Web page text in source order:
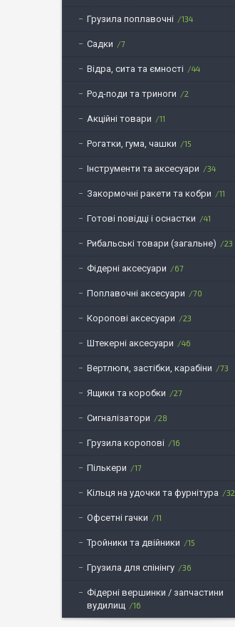
Грузила поплавочні 134
Садки 7
Відра, сита та ємності 44
Род-поди та триноги 2
Акційні товари 11
Рогатки, гума, чашки 15
Інструменти та аксесуари 34
Закормочні ракети та кобри 11
Готові повідці і оснастки 41
Рибальські товари (загальне) 23
Фідерні аксесуари 67
Поплавочні аксесуари 70
Коропові аксесуари 23
Штекерні аксесуари 46
Вертлюги, застібки, карабіни 73
Ящики та коробки 27
Сигналізатори 28
Грузила коропові 16
Пількери 17
Кільця на удочки та фурнітура 32
Офсетні гачки 11
Тройники та двійники 15
Грузила для спінінгу 36
Фідерні вершинки / запчастини
вудилищ
16